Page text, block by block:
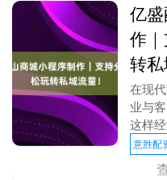
亿
作
转私
在现
业与
这样
一个
拓展
意胜配